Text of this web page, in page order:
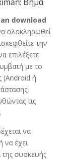
download
ολοκληρωθεί
την
επιλέξετε
με το
(Android ή
τις
να
να έχει
συσκευής